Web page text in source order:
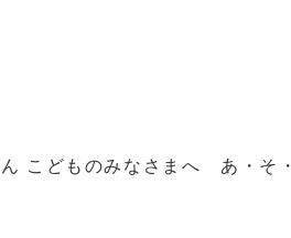
こどものみなさまへ あ・そ・